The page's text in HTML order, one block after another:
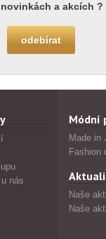
a akcích ?
nás
Módní
Made in
Fashion
Naše
Naše